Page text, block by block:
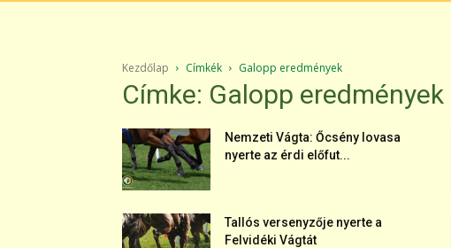
Kezdőlap Címkék Galopp eredmények
Címke: Galopp eredmények
Nemzeti Vágta: Őcsény lovasa
nyerte az érdi előfut...
Tallós versenyzője nyerte a
Felvidéki Vágtát